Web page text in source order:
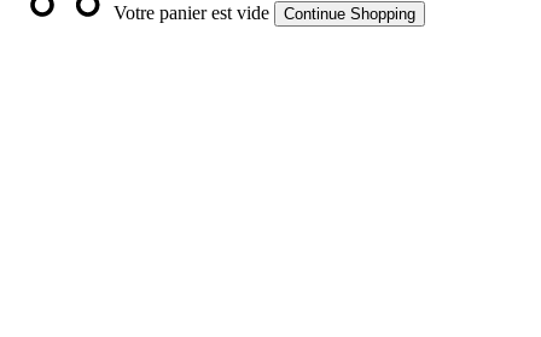
Votre panier est vide Continue Shopping